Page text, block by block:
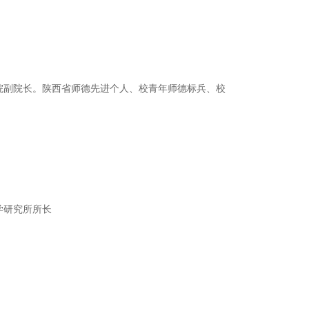
院长。陕西省师德先进个人、校青年师德标兵、校
究所所长